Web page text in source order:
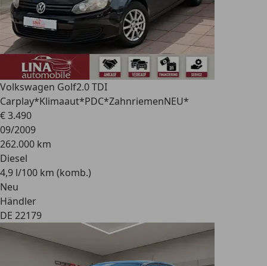
Volkswagen Golf2.0 TDI
Carplay*Klimaaut*PDC*ZahnriemenNEU*
€ 3.490
09/2009
262.000 km
Diesel
4,9 l/100 km (komb.)
Neu
Händler
DE 22179